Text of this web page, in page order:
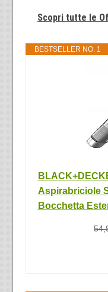
Scopri tutte le
BESTSELLER NO. 1
Aspirabriciole
Bocchetta